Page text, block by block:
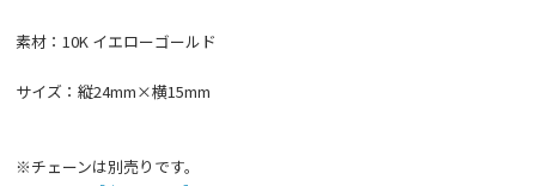
素材：10K イエローゴールド
サイズ：縦24mm×横15mm
※チェーンは別売りです。